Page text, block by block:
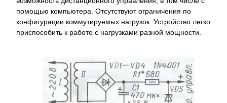
помощью компьютера. Отсутствуют ограничения по
конфигурации коммутируемых нагрузок. Устройство легко
приспособить к работе с нагрузками разной мощности.